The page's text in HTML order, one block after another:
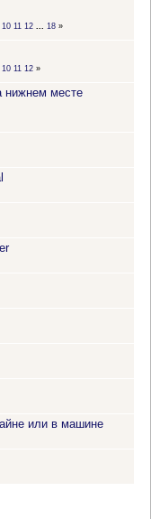
10 11 12 ... 18»
10 11 12»
нижнем месте
или в машине